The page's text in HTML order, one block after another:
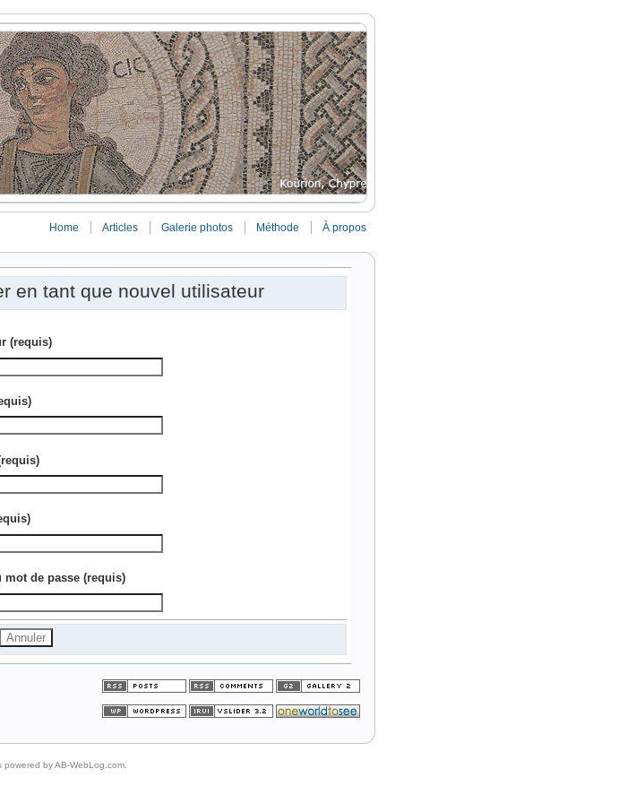
Home Articles Galerie photos Méthode À propos
en tant que nouvel utilisateur
(requis)
mot de passe (requis)
powered byAB-WebLog.com